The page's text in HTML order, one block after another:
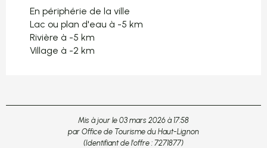
En périphérie de la ville
Lac ou plan d'eau à -5 km
Rivière à -5 km
Village à -2 km
Mis à jour le 03 mars 2026 à 17:58
par Office de Tourisme du Haut-Lignon
(Identifiant de l'offre : 7271877)